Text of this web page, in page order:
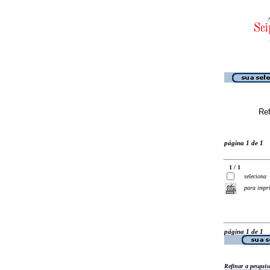
página 1 de 1
1 / 1
seleciona
para
página 1 de 1
Refinar a